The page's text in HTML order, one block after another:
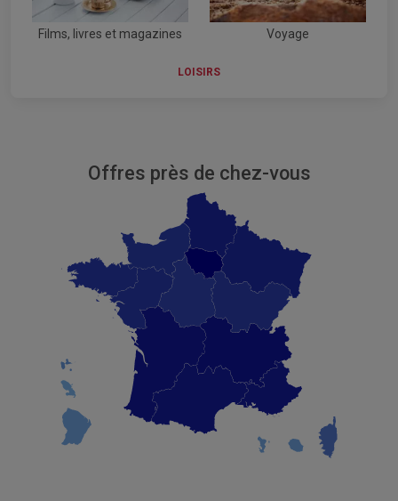
Films, livres et magazines Voyage
LOISIRS
Offres près de chez-vous